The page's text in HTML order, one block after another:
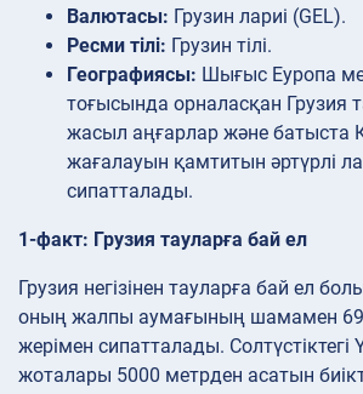
Валютасы: Грузин лариі (GEL).
Ресми тілі: Грузин тілі.
Географиясы: Шығыс Еуропа
тоғысында орналасқан Грузия
жасыл аңғарлар және батыста
жағалауын қамтитын әртүрлі
сипатталады.
1-факт: Грузия тауларға бай ел
Грузия негізінен тауларға бай ел
оның жалпы аумағының шамамен
жерімен сипатталады. Солтүстіктегі
жоталары 5000 метрден асатын